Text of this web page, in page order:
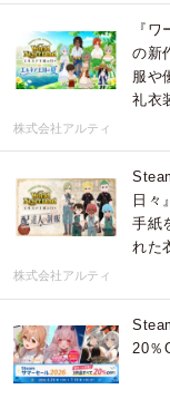
『
の新
服や
礼衣
株式会社アルティ
日々
手紙
れた
株式会社アルティ
20％